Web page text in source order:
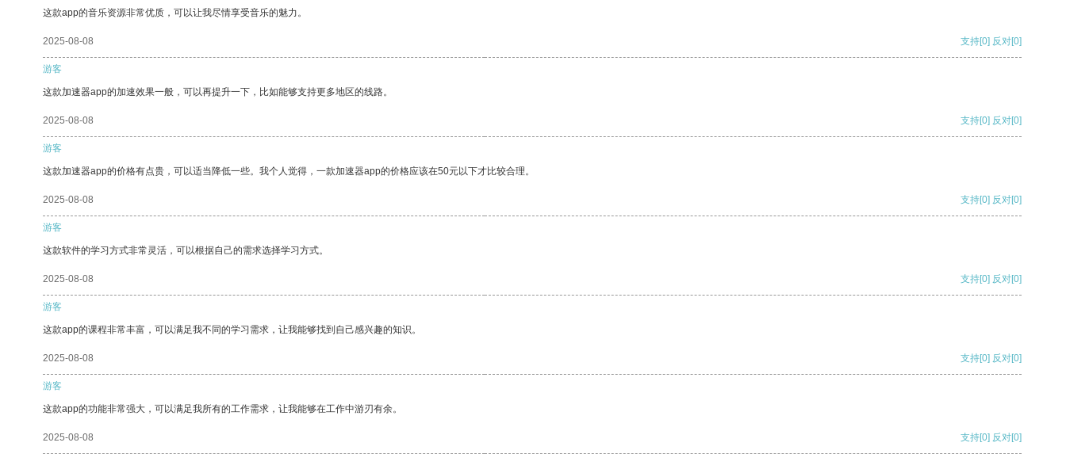
这款app的音乐资源非常优质，可以让我尽情享受音乐的魅力。
2025-08-08 支持[0] 反对[0]
游客
这款加速器app的加速效果一般，可以再提升一下，比如能够支持更多地区的线路。
2025-08-08 支持[0] 反对[0]
游客
这款加速器app的价格有点贵，可以适当降低一些。我个人觉得，一款加速器app的价格应该在50元以下才比较合理。
2025-08-08 支持[0] 反对[0]
游客
这款软件的学习方式非常灵活，可以根据自己的需求选择学习方式。
2025-08-08 支持[0] 反对[0]
游客
这款app的课程非常丰富，可以满足我不同的学习需求，让我能够找到自己感兴趣的知识。
2025-08-08 支持[0] 反对[0]
游客
这款app的功能非常强大，可以满足我所有的工作需求，让我能够在工作中游刃有余。
2025-08-08 支持[0] 反对[0]